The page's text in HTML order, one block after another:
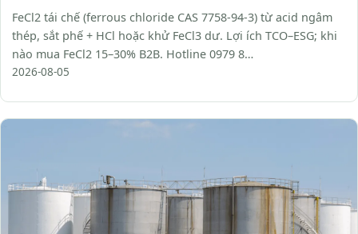
FeCl2 tái chế (ferrous chloride CAS 7758-94-3) từ acid ngâm
thép, sắt phế + HCl hoặc khử FeCl3 dư. Lợi ích TCO–ESG; khi
nào mua FeCl2 15–30% B2B. Hotline 0979 8…
2026-08-05